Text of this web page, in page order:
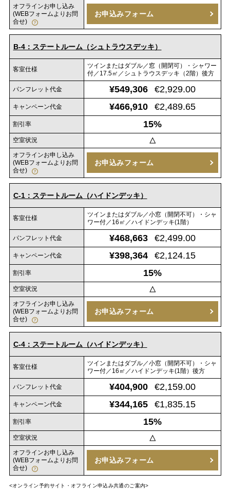
オフラインお申し込み
(WEBフォームよりお問
合せ)
お申込みフォーム
B-4：ステートルーム（シュトラウスデッキ）
客室仕様
ツインまたはダブル／窓（開閉可）・シャワー
付／17.5㎡／シュトラウスデッキ（2階）後方
パンフレット代金 ¥549,306 €2,929.00
キャンペーン代金 ¥466,910 €2,489.65
割引率 15%
空室状況 △
オフラインお申し込み
(WEBフォームよりお問
合せ)
お申込みフォーム
C-1：ステートルーム（ハイドンデッキ）
客室仕様
ツインまたはダブル／小窓（開閉不可）・シャ
ワー付／16㎡／ハイドンデッキ(1階）
パンフレット代金 ¥468,663 €2,499.00
キャンペーン代金 ¥398,364 €2,124.15
割引率 15%
空室状況 △
オフラインお申し込み
(WEBフォームよりお問
合せ)
お申込みフォーム
C-4：ステートルーム（ハイドンデッキ）
客室仕様
ツインまたはダブル／小窓（開閉不可）・シャ
ワー付／16㎡／ハイドンデッキ(1階）後方
パンフレット代金 ¥404,900 €2,159.00
キャンペーン代金 ¥344,165 €1,835.15
割引率 15%
空室状況 △
オフラインお申し込み
(WEBフォームよりお問
合せ)
お申込みフォーム
<オンライン予約サイト・オフライン申込み共通のご案内>